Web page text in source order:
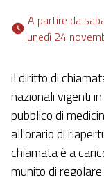
lunedì 24
il diritto di
nazionali vigenti
pubblico di
all'orario di
chiamata è a
munito di